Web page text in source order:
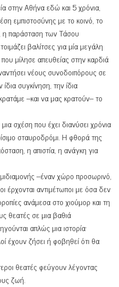
στην Αθήνα εδώ και 5 χρόνια,
εμπιστοσύνης με το κοινό, το
η παράσταση των Τάσου
βαλίτσες για μία μεγάλη
μίλησε απευθείας στην καρδιά
νέους συνοδοιπόρους σε
συγκίνηση, την ίδια
–και να μας κρατούν– το
σχέση που έχει διανύσει χρόνια
σταυροδρόμι. Η φθορά της
η απιστία, η ανάγκη για
–έναν χώρο προσωρινό,
αντιμέτωποι με όσα δεν
ανάμεσα στο χιούμορ και τη
θεατές σε μια βαθιά
απλώς μια ιστορία·
έχουν ζήσει ή φοβηθεί ότι θα
θεατές φεύγουν λέγοντας
ζωή.